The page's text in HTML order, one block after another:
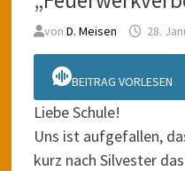
von D. Meisen 28.
BEITRAG VORLESEN
Liebe Schule!
Uns ist aufgefallen,
kurz nach Silvester